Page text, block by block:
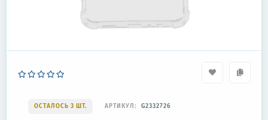
ОСТАЛОСЬ 3 ШТ. АРТИКУЛ: G2332726